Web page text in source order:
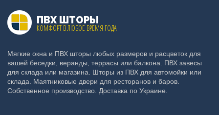
ПВХ ШТОРЫ
КОМФОРТ В ЛЮБОЕ ВРЕМЯ ГОДА
Мягкие окна и ПВХ шторы любых размеров и расцветок для
вашей беседки, веранды, террасы или балкона. ПВХ завесы
для склада или магазина. Шторы из ПВХ для автомойки или
склада. Маятниковые двери для ресторанов и баров.
Собственное производство. Доставка по Украине.